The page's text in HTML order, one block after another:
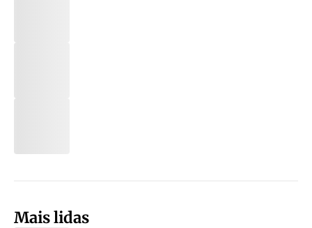
Mais lidas